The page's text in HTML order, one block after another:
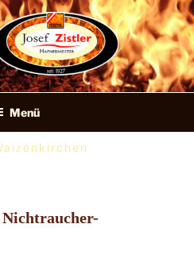
Zistler ·
&
Menü
Nichtraucher-